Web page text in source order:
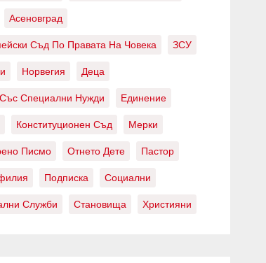
Асеновград
Съд По Правата На Човека ЗСУ
Норвегия Деца
Специални Нужди Единение
Конституционен Съд Мерки
Писмо Отнето Дете Пастор
Подписка Социални
Служби Становища Християни